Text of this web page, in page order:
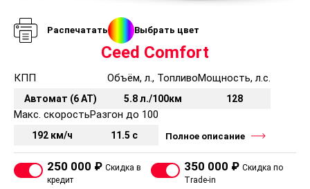
Распечатать Выбрать цвет
Ceed Comfort
КПП
Автомат (6 AT)
Объём, л., Топливо
5.8 л./100км
Мощность, л.с.
128
Макс. скорость
192 км/ч
Разгон до 100
11.5 с Полное описание
250 000 ₽ Скидка в
кредит
350 000 ₽ Скидка по
Trade-in